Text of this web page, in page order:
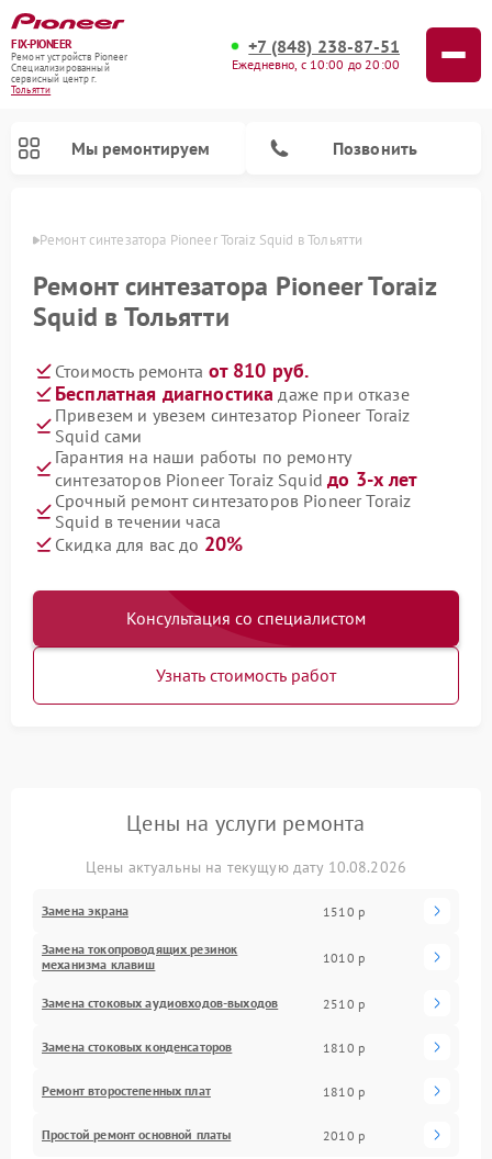
FIX-PIONEER
Ремонт устройств Pioneer
Специализированный
cервисный центр г.
Тольятти
+7 (848) 238-87-51
Ежедневно, с 10:00 до 20:00
Мы ремонтируем Позвонить
Ремонт синтезатора Pioneer Toraiz Squid в Тольятти
Ремонт синтезатора Pioneer Toraiz
Squid в Тольятти
Стоимость ремонта от 810 руб.
Бесплатная диагностика даже при отказе
Привезем и увезем синтезатор Pioneer Toraiz
Squid сами
Гарантия на наши работы по ремонту
синтезаторов Pioneer Toraiz Squidдо 3-х лет
Срочный ремонт синтезаторов Pioneer Toraiz
Squid в течении часа
Скидка для вас до 20%
Консультация со специалистом
Узнать стоимость работ
Цены на услуги ремонта
Цены актуальны на текущую дату 10.08.2026
Замена экрана 1510 р
Замена токопроводящих резинок
механизма клавиш
1010 р
Замена стоковых аудиовходов-выходов 2510 р
Замена стоковых конденсаторов 1810 р
Ремонт второстепенных плат 1810 р
Простой ремонт основной платы 2010 р